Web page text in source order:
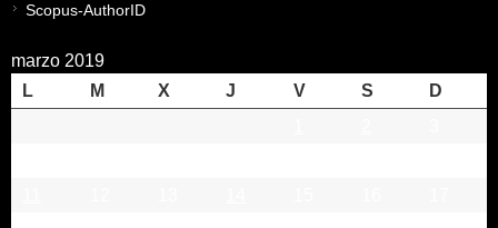
Scopus-AuthorID
marzo 2019
L
M X J V S
D